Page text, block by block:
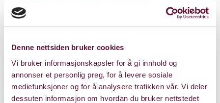
Denne nettsiden bruker cookies
Vi bruker informasjonskapsler for å gi innhold og
annonser et personlig preg, for å levere sosiale
mediefunksjoner og for å analysere trafikken vår. Vi deler
dessuten informasjon om hvordan du bruker nettstedet
bi ostvarili popust. Mail:
srpskodrustvo.ras@gmail.com
Pris: 0 - 330
Varighet: 2 timer.